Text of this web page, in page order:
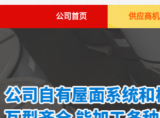
公司首页 供应商机